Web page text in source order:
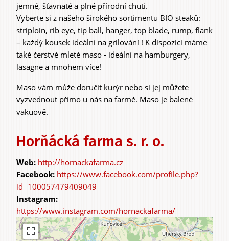
Zážitky
a agroturistika
jemné, šťavnaté a plné přírodní chuti.
Vyberte si z našeho širokého sortimentu BIO steaků:
striploin, rib eye, tip ball, hanger, top blade, rump, flank
– každý kousek ideální na grilování ! K dispozici máme
také čerstvé mleté maso - ideální na hamburgery,
lasagne a mnohem více!
Maso vám může doručit kurýr nebo si jej můžete
vyzvednout přímo u nás na farmě. Maso je balené
vakuově.
Horňácká farma s. r. o.
http://hornackafarma.cz
https://www.facebook.com/profile.php?
id=100057479409049
https://www.instagram.com/hornackafarma/